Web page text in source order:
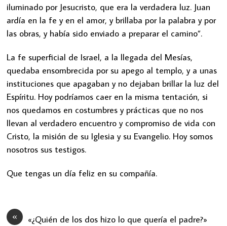
iluminado por Jesucristo, que era la verdadera luz. Juan
ardía en la fe y en el amor, y brillaba por la palabra y por
las obras, y había sido enviado a preparar el camino”.
La fe superficial de Israel, a la llegada del Mesías,
quedaba ensombrecida por su apego al templo, y a unas
instituciones que apagaban y no dejaban brillar la luz del
Espíritu. Hoy podríamos caer en la misma tentación, si
nos quedamos en costumbres y prácticas que no nos
llevan al verdadero encuentro y compromiso de vida con
Cristo, la misión de su Iglesia y su Evangelio. Hoy somos
nosotros sus testigos.
Que tengas un día feliz en su compañía.
« «¿Quién de los dos hizo lo que quería el padre?»